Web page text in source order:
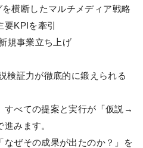
を横断したマルチメディア戦略
要KPIを牽引
規事業立ち上げ
検証力が徹底的に鍛えられる
すべての提案と実行が「仮説→
みます。
なぜその成果が出たのか？」を